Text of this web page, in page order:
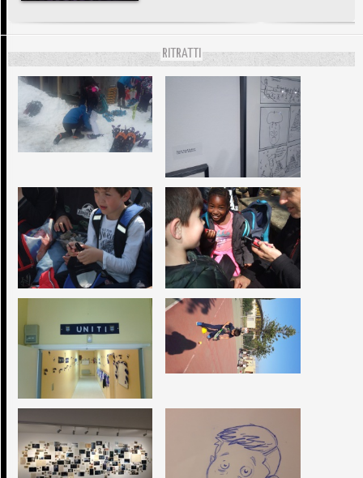
RITRATTI